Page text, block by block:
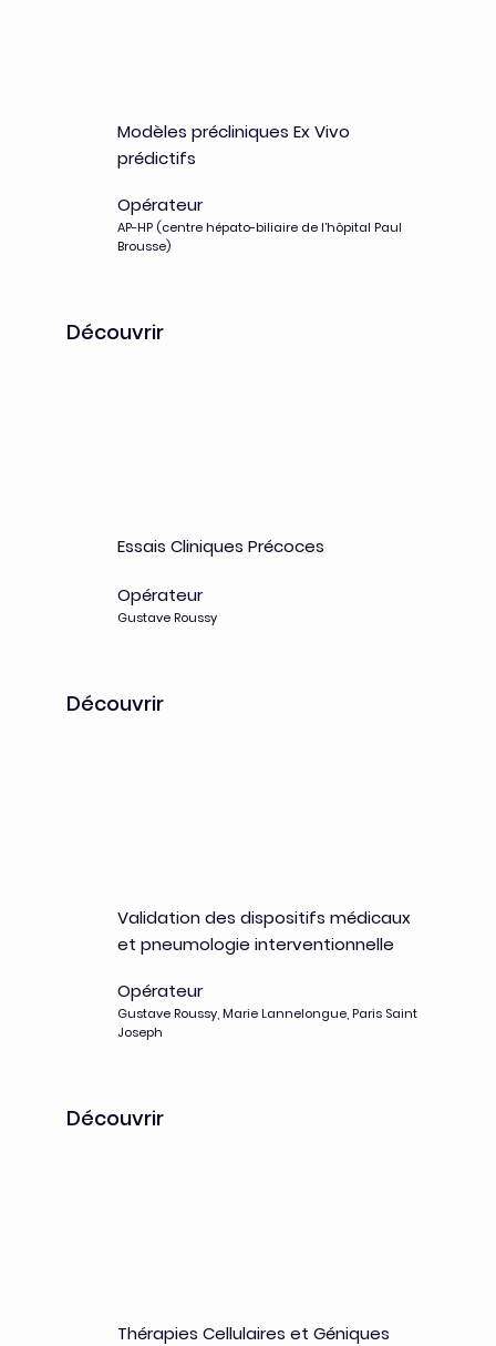
Modèles précliniques Ex Vivo
prédictifs
Opérateur
AP-HP (centre hépato-biliaire de l’hôpital Paul
Brousse)
Découvrir
Essais Cliniques Précoces
Opérateur
Gustave Roussy
Découvrir
Validation des dispositifs médicaux
et pneumologie interventionnelle
Opérateur
Gustave Roussy, Marie Lannelongue, Paris Saint
Joseph
Découvrir
Thérapies Cellulaires et Géniques